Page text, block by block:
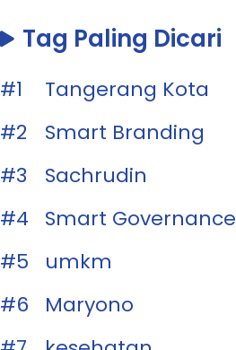
Tag Paling Dicari
#1
Tangerang Kota
#2
Smart Branding
#3
Sachrudin
#4
Smart Governance
#5
umkm
#6
Maryono